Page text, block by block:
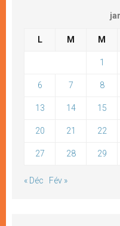
L M M
1
6 7 8
13 14 15
20 21 22
27 28 29
« Déc Fév »